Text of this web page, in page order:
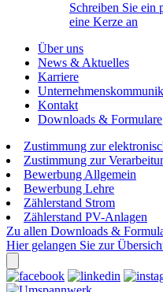
Schreiben Sie ein
eine Kerze an
Über uns
News & Aktuelles
Karriere
Kontakt
Downloads & Formulare
Zustimmung zur
Zustimmung zur
Bewerbung Allgemein
Bewerbung Lehre
Zählerstand Strom
Zählerstand PV-Anlagen
Zu allen Downloads &
Hier gelangen Sie zur